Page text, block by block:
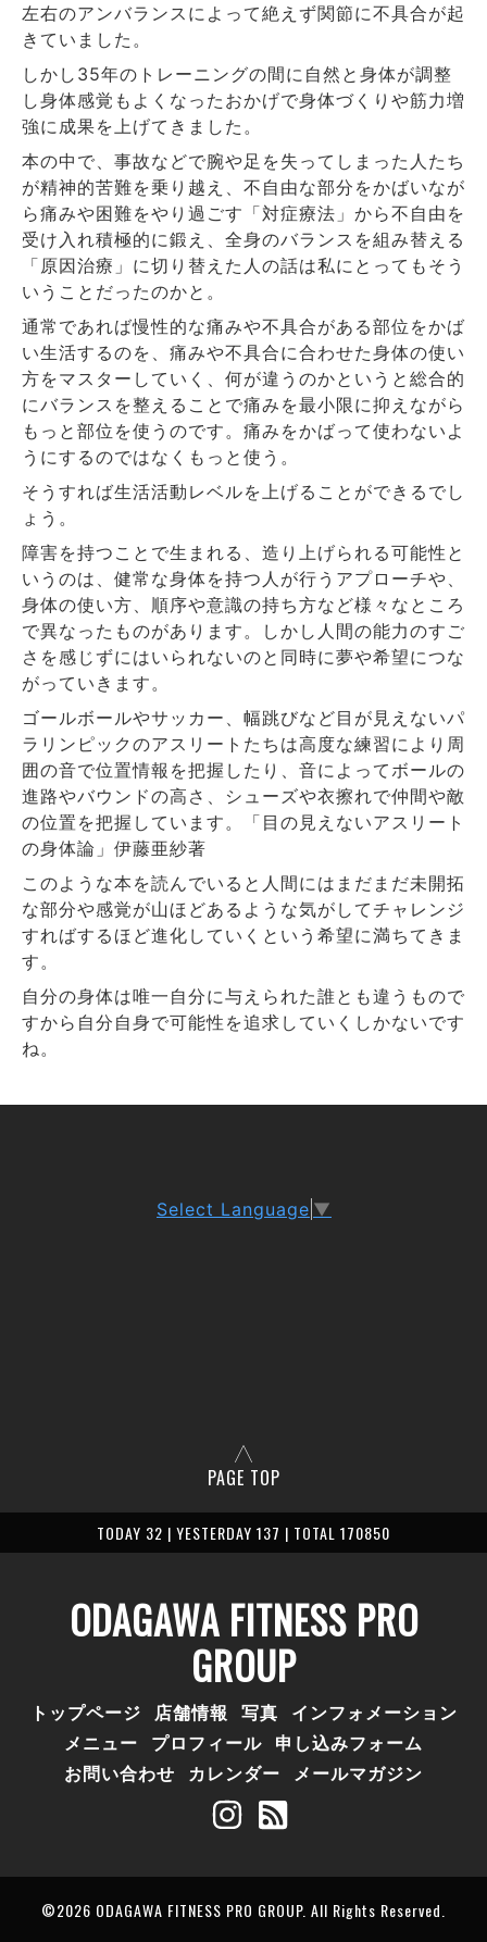
左右のアンバランスによって絶えず関節に不具合が起
きていました。
しかし 35年のトレーニングの間に自然と身体が調整
し身体感覚もよくなったおかげで身体づくりや筋力増
強に成果を上げてきました。
本の中で、事故などで腕や足を失ってしまった人たち
が精神的苦難を乗り越え、不自由な部分をかばいなが
ら痛みや困難をやり過ごす「対症療法」から不自由を
受け入れ積極的に鍛え、全身のバランスを組み替える
「原因治療」に切り替えた人の話は私にとってもそう
いうことだったのかと。
通常であれば慢性的な痛みや不具合がある部位をかば
い生活するのを、痛みや不具合に合わせた身体の使い
方をマスターしていく、何が違うのかというと総合的
にバランスを整えることで痛みを最小限に抑えながら
もっと部位を使うのです。痛みをかばって使わないよ
うにするのではなくもっと使う。
そうすれば生活活動レベルを上げることができるでし
ょう。
障害を持つことで生まれる、造り上げられる可能性と
いうのは、健常な身体を持つ人が行うアプローチや、
身体の使い方、順序や意識の持ち方など様々なところ
で異なったものがあります。しかし人間の能力のすご
さを感じずにはいられないのと同時に夢や希望につな
がっていきます。
ゴールボールやサッカー、幅跳びなど目が見えないパ
ラリンピックのアスリートたちは高度な練習により周
囲の音で位置情報を把握したり、音によってボールの
進路やバウンドの高さ、シューズや衣擦れで仲間や敵
の位置を把握しています。「目の見えないアスリート
の身体論」伊藤亜紗著
このような本を読んでいると人間にはまだまだ未開拓
な部分や感覚が山ほどあるような気がしてチャレンジ
すればするほど進化していくという希望に満ちてきま
す。
自分の身体は唯一自分に与えられた誰とも違うもので
すから自分自身で可能性を追求していくしかないです
ね。
Select Language ▼
PAGE TOP
TODAY 32 | YESTERDAY 137 | TOTAL 170850
ODAGAWA FITNESS PRO
GROUP
トップページ 店舗情報 写真 インフォメーション
メニュー プロフィール 申し込みフォーム
お問い合わせ
カレンダー メールマガジン
©2026 ODAGAWA FITNESS PRO GROUP. All Rights Reserved.